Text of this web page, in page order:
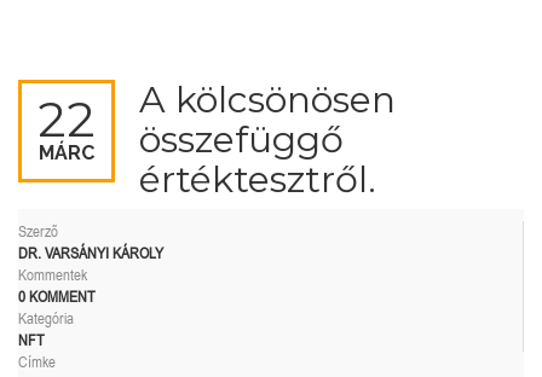
22
MÁRC
A kölcsönösen
összefüggő
értéktesztről.
Szerző
DR. VARSÁNYI KÁROLY
Kommentek
0 KOMMENT
Kategória
NFT
Címke